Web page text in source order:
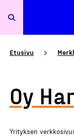
Etusivu
Oy
Yrityksen